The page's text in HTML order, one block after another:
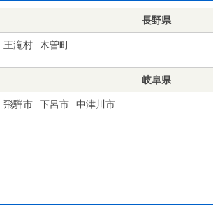
長野県
王滝村 木曽町
岐阜県
飛騨市 下呂市 中津川市